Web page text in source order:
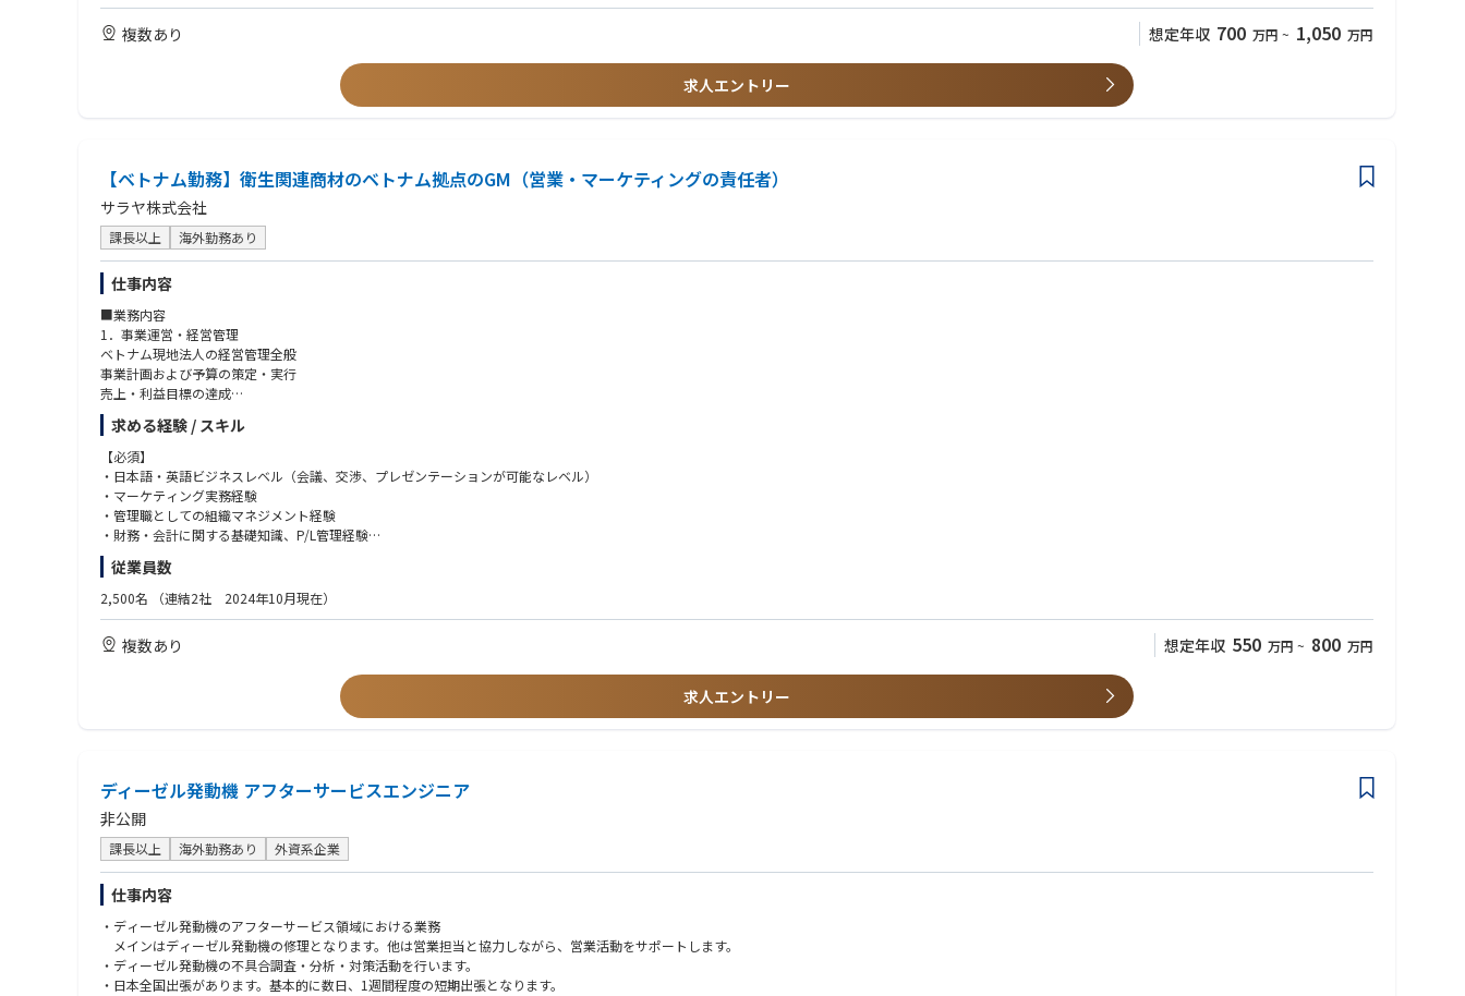
•希少疾患・オーファンドラッグ領域の開発経験
•PMP等のプロジェクトマネジメント関連資格
複数あり 想定年収 700 万円 ~ 1,050 万円
求人エントリー
【ベトナム勤務】衛生関連商材のベトナム拠点のGM（営業・マーケティングの責任者）
サラヤ株式会社
課長以上 海外勤務あり
仕事内容
■業務内容
1．事業運営・経営管理
ベトナム現地法人の経営管理全般
事業計画および予算の策定・実行
売上・利益目標の達成
KPI管理および経営レポーティング
2．営業・マーケティング
法人営業戦略の立案および実行
販売代理店および主要顧客との関係構築
新規顧客開拓および市場拡大
マーケティング施策の企画・推進
3．財務・管理業務
損益管理（P/L管理）
財務諸表の分析および経営判断への活用
■魅力
サラヤは、衛生・健康分野を基盤としながら、消毒剤にとどまらず、医療機器、ICT、健康食品、食品加工など新たな領域へも積極的に事業を拡大しています。
現在、世界44拠点にグループ会社を展開し、海外事業本部では約12か国の多国籍メンバーと協働しながら、多様な文化・市場に触れ、グローバルに成長できる環境があります。
世界各地で人々の暮らしや医療現場を支える高品質製品に携わりながら、BtoB・BtoC双方の事業を通じて、幅広い実務経験と国際的な視野を身につけることができる職場です
求める経験 / スキル
【必須】
・日本語・英語ビジネスレベル（会議、交渉、プレゼンテーションが可能なレベル）
・マーケティング実務経験
・管理職としての組織マネジメント経験
・財務・会計に関する基礎知識、P/L管理経験
・海外勤務が可能な方
・基本的なエクセル、PPT、Word操作等
・海外駐在または海外勤務経験
・法人営業経験
・FMCG、衛生用品、日用品、食品、ヘルスケア関連業界での経験
【人物面】
・自ら課題を発見し、解決まで推進できる方・異文化環境に柔軟に適応できる方
・高いリーダーシップと実行力を有する方・数字に基づく経営判断ができる方
・成長志向を持ち、新規事業や市場開拓に挑戦できる方
従業員数
2,500名 （連結2社 2024年10月現在）
複数あり 想定年収 550 万円 ~ 800 万円
求人エントリー
ディーゼル発動機 アフターサービスエンジニア
非公開
課長以上 海外勤務あり 外資系企業
仕事内容
・ディーゼル発動機のアフターサービス領域における業務
メインはディーゼル発動機の修理となります。他は営業担当と協力しながら、営業活動をサポートします。
・ディーゼル発動機の不具合調査・分析・対策活動を行います。
・日本全国出張があります。基本的に数日、1週間程度の短期出張となります。